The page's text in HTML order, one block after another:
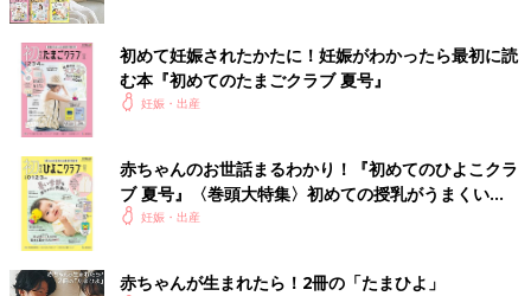
初めて妊娠されたかたに！妊娠がわかったら最初に読
む本『初めてのたまごクラブ 夏号』
妊娠・出産
赤ちゃんのお世話まるわかり！『初めてのひよこクラ
ブ 夏号』〈巻頭大特集〉初めての授乳がうまくい
く！ おっぱい・ミルクの基本と夏のトラブル 解決テ
妊娠・出産
赤ちゃんが生まれたら！2冊の「たまひよ」